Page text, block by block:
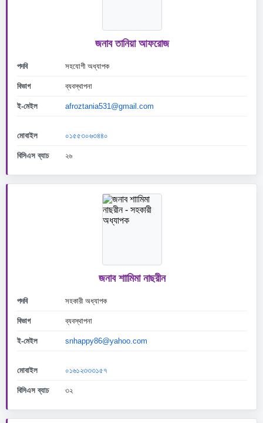
জনাব তানিয়া আফরোজ
পদবি সহযোগী অধ্যাপক
বিভাগ ব্যবস্থাপনা
ই-মেইল afroztania531@gmail.com
মোবাইল ০১৫৫৩০৬৩৪৪০
বিসিএস ব্যাচ ২৬
জনাব শাামিমা নাছরীন
পদবি সহকারী অধ্যাপক
বিভাগ ব্যবস্থাপনা
ই-মেইল snhappy86@yahoo.com
মোবাইল ০১৬১২৩৩৩১৫৭
বিসিএস ব্যাচ ৩২